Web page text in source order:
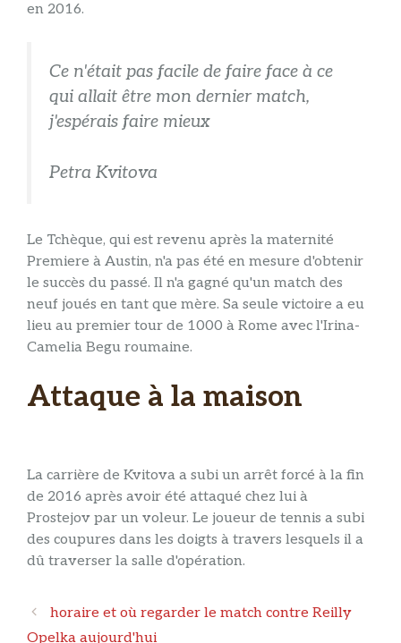
en 2016.
Ce n'était pas facile de faire face à ce
qui allait être mon dernier match,
j'espérais faire mieux
Petra Kvitova
Le Tchèque, qui est revenu après la maternité
Premiere à Austin, n'a pas été en mesure d'obtenir
le succès du passé. Il n'a gagné qu'un match des
neuf joués en tant que mère. Sa seule victoire a eu
lieu au premier tour de 1000 à Rome avec l'Irina-
Camelia Begu roumaine.
Attaque à la maison
La carrière de Kvitova a subi un arrêt forcé à la fin
de 2016 après avoir été attaqué chez lui à
Prostejov par un voleur. Le joueur de tennis a subi
des coupures dans les doigts à travers lesquels il a
dû traverser la salle d'opération.
Navigation
des
horaire et où regarder le match contre Reilly
Opelka aujourd'hui